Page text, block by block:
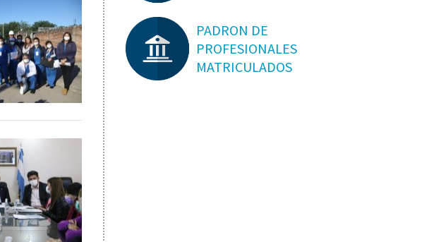
PADRON DE
PROFESIONALES
MATRICULADOS